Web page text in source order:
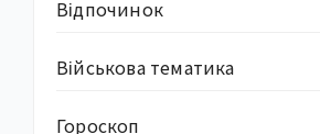
Відпочинок
Військова тематика
Гороскоп